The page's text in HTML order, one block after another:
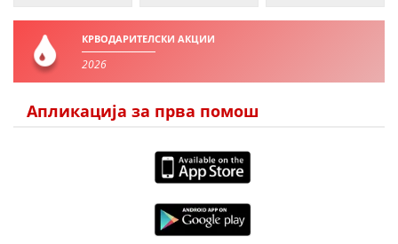
КРВОДАРИТЕЛСКИ АКЦИИ
2026
Апликација за прва помош